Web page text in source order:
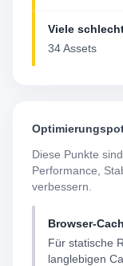
Viele
34 Assets
Diese Punkte
Performance,
verbessern.
Browser-
Für statische
langlebigen